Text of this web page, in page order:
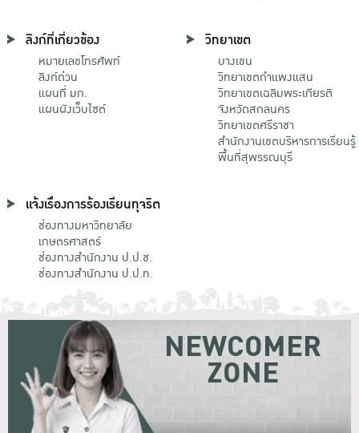
ลิงก์ที่เกี่ยวข้อง
หมายเลขโทรศัพท์
ลิงก์ด่วน
แผนที่ มก.
แผนผังเว็บไซต์
วิทยาเขต
บางเขน
วิทยาเขตกําแพงแสน
วิทยาเขตเฉลิมพระเกียรติ
จังหวัดสกลนคร
วิทยาเขตศรีราชา
สำนักงานเขตบริหารการเรียนรู้
พื้นที่สุพรรณบุรี
แจ้งเรื่องการร้องเรียนทุจริต
ช่องทางมหาวิทยาลัย
เกษตรศาสตร์
ช่องทางสำนักงาน ป.ป.ช.
ช่องทางสำนักงาน ป.ป.ท.
NEWCOMER
ZONE